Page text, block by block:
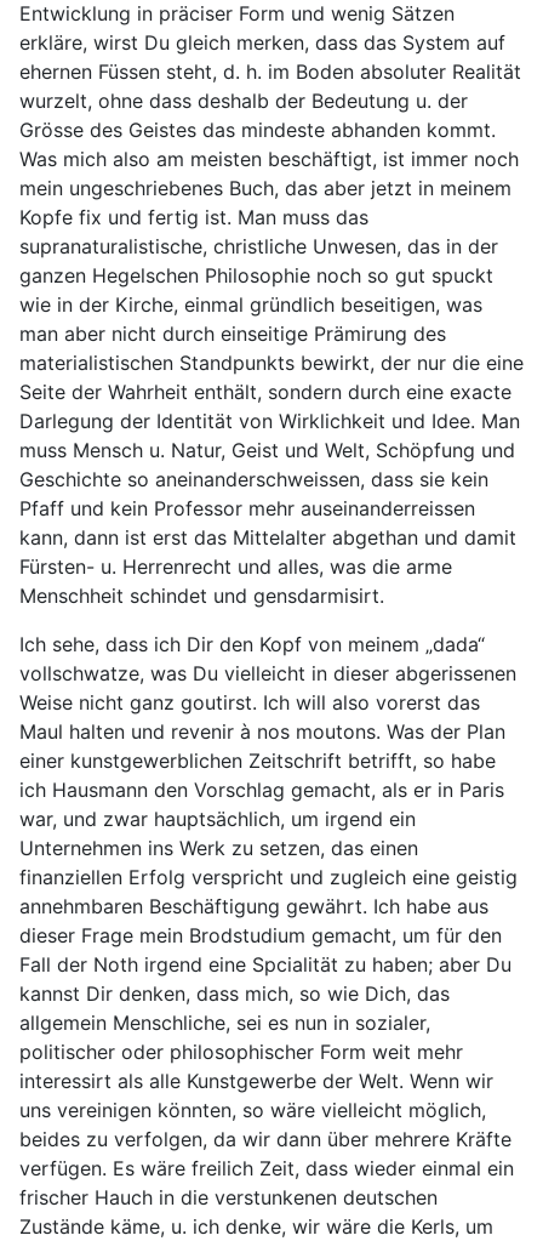
Entwicklung in präciser Form und wenig Sätzen
erkläre, wirst Du gleich merken, dass das System auf
ehernen Füssen steht, d. h. im Boden absoluter Realität
wurzelt, ohne dass deshalb der Bedeutung u. der
Grösse des Geistes das mindeste abhanden kommt.
Was mich also am meisten beschäftigt, ist immer noch
mein ungeschriebenes Buch, das aber jetzt in meinem
Kopfe fix und fertig ist. Man muss das
supranaturalistische, christliche Unwesen, das in der
ganzen Hegelschen Philosophie noch so gut spuckt
wie in der Kirche, einmal gründlich beseitigen, was
man aber nicht durch einseitige Prämirung des
materialistischen Standpunkts bewirkt, der nur die eine
Seite der Wahrheit enthält, sondern durch eine exacte
Darlegung der Identität von Wirklichkeit und Idee. Man
muss Mensch u. Natur, Geist und Welt, Schöpfung und
Geschichte so aneinanderschweissen, dass sie kein
Pfaff und kein Professor mehr auseinanderreissen
kann, dann ist erst das Mittelalter abgethan und damit
Fürsten- u. Herrenrecht und alles, was die arme
Menschheit schindet und gensdarmisirt.
Ich sehe, dass ich Dir den Kopf von meinem „dada“
vollschwatze, was Du vielleicht in dieser abgerissenen
Weise nicht ganz goutirst. Ich will also vorerst das
Maul halten und revenir à nos moutons. Was der Plan
einer kunstgewerblichen Zeitschrift betrifft, so habe
ich Hausmann den Vorschlag gemacht, als er in Paris
war, und zwar hauptsächlich, um irgend ein
Unternehmen ins Werk zu setzen, das einen
finanziellen Erfolg verspricht und zugleich eine geistig
annehmbaren Beschäftigung gewährt. Ich habe aus
dieser Frage mein Brodstudium gemacht, um für den
Fall der Noth irgend eine Spcialität zu haben; aber Du
kannst Dir denken, dass mich, so wie Dich, das
allgemein Menschliche, sei es nun in sozialer,
politischer oder philosophischer Form weit mehr
interessirt als alle Kunstgewerbe der Welt. Wenn wir
uns vereinigen könnten, so wäre vielleicht möglich,
beides zu verfolgen, da wir dann über mehrere Kräfte
verfügen. Es wäre freilich Zeit, dass wieder einmal ein
frischer Hauch in die verstunkenen deutschen
Zustände käme, u. ich denke, wir wäre die Kerls, um